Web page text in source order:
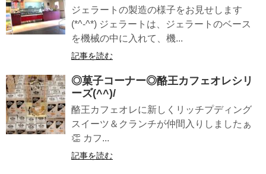
ジェラートの製造の様子をお見せします
(*^-^*) ジェラートは、ジェラートのベース
を機械の中に入れて、機...
記事を読む
◎菓子コーナー◎酪王カフェオレシリ
ーズ(^^)/
酪王カフェオレに新しくリッチプディング
スイーツ＆クランチが仲間入りしましたぁ
👏 カフ...
記事を読む